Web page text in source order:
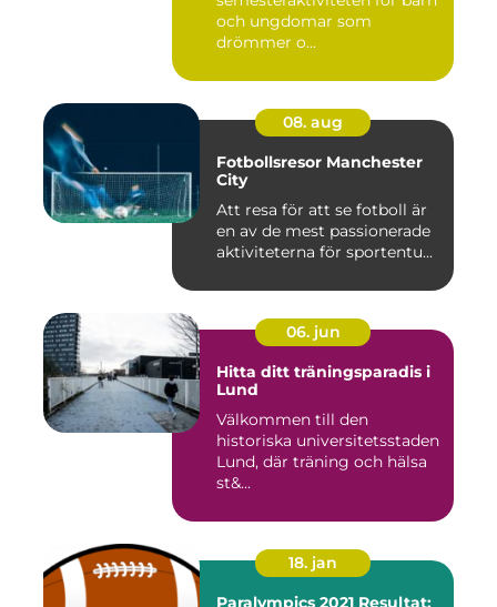
och ungdomar som
drömmer o...
08. aug
Fotbollsresor Manchester
City
Att resa för att se fotboll är
en av de mest passionerade
aktiviteterna för sportentu...
06. jun
Hitta ditt träningsparadis i
Lund
Välkommen till den
historiska universitetsstaden
Lund, där träning och hälsa
st&...
18. jan
Paralympics 2021 Resultat: